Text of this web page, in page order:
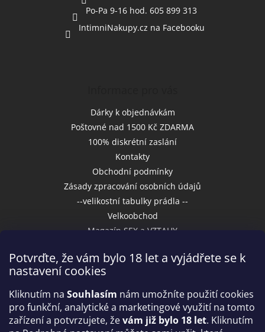
Potvrďte, že vám bylo 18 let a vyjádřete se k
nastavení cookies
Kliknutím na Souhlasím nám umožníte použití cookies
pro funkční, analytické a marketingové využití na tomto
zařízení a potvrzujete, ževám již bylo 18 let. Kliknutím
Po-Pa 9-16 hod. 605 899 313
IntimniNakupy.cz na Facebooku
Dárky k objednávkám
Poštovné nad 1500 Kč ZDARMA
100% diskrétní zaslání
Kontakty
Obchodní podmínky
Zásady zpracování osobních údajů
--velikostní tabulky prádla --
Velkoobchod
Magazín SEX a VZTAHY
Přijímáme online platby